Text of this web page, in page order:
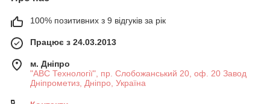
100% позитивних з 9 відгуків за рік
Працює з 24.03.2013
м. Дніпро
"АВС Технології", пр. Слобожанський 20, оф. 20 Завод
Дніпрометиз, Дніпро, Україна